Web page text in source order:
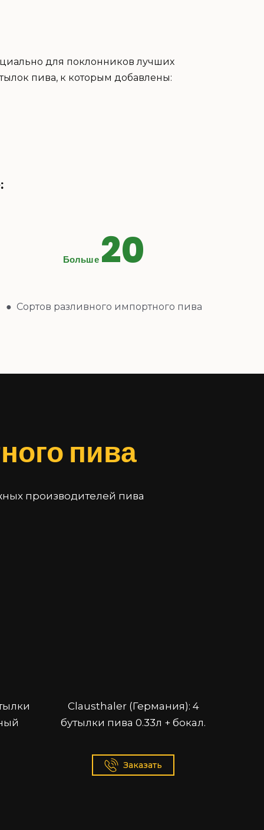
для поклонников лучших
пива, к которым добавлены:
Больше 20
● Сортов разливного импортного пива
пива
производителей пива
Clausthaler (Германия): 4
бутылки пива 0.33л + бокал.
Заказать